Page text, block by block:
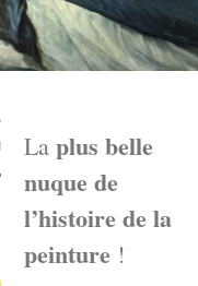
ARCACHON
Laplus belle
nuque de
l’histoire de la
peinture !